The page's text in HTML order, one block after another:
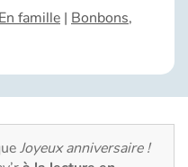
En famille | Bonbons,
Joyeux anniversaire !